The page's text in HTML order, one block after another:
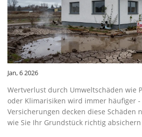
Jan, 6 2026
Wertverlust durch Umweltschäden wie
oder Klimarisiken wird immer häufiger
Versicherungen decken diese Schäden
wie Sie Ihr Grundstück richtig